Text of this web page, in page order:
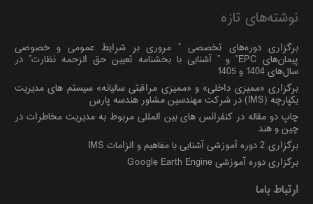
نوشته‌های تازه
برگزاری دوره‌های تخصصی ” مروری بر شرایط عمومی و خصوصی
پیمان‌های EPC” و ” آشنایی با بخشنامه تعیین حق الزحمه نظارت” در
سال‌های 1404 و 1405
برگزاری «ممیزی داخلی» و «ممیزی مراقبتی سالیانه» سیستم های مدیریت
یکپارچه (IMS) در شرکت مهندسین مشاور هندسه پارس
چاپ دو مقاله در کنفرانس های بین المللی مربوط به مدیریت مخاطرات در
چین و هند
برگزاری 2 دوره آموزشی آشنایی با مفاهیم و الزامات IMS
برگزاری دوره آموزشی Google Earth Engine
ارتباط باما